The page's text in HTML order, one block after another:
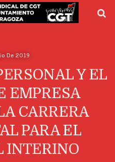
De 2019
Y EL
EMPRESA
CARRERA
PARA EL
INTERINO